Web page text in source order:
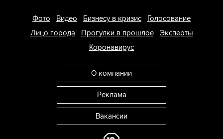
Фото Видео Бизнесу в кризис
Голосование
Лицо города
Прогулки в прошлое
Эксперты
Коронавирус
О компании
Реклама
Вакансии